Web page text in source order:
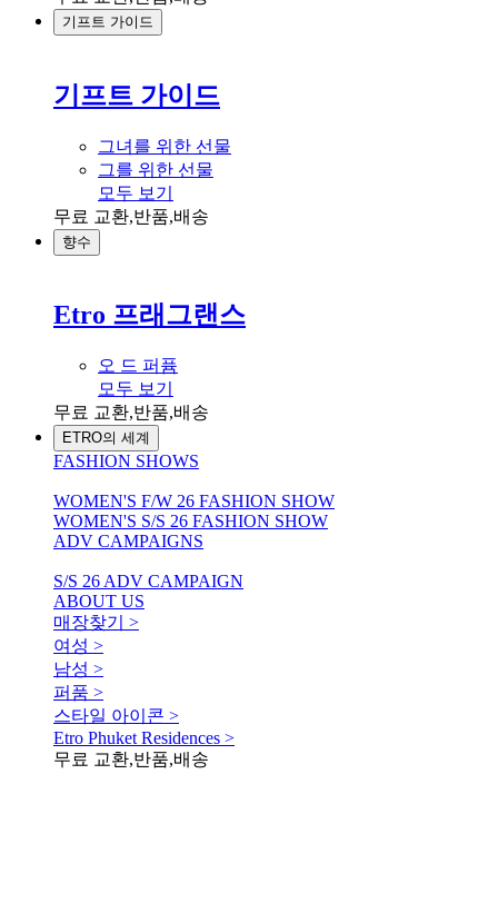
기프트 가이드
기프트 가이드
그녀를 위한 선물
그를 위한 선물
모두 보기
무료 교환,반품,배송
향수
Etro 프래그랜스
오 드 퍼퓸
모두 보기
무료 교환,반품,배송
ETRO의 세계
FASHION SHOWS
WOMEN'S F/W 26 FASHION SHOW
WOMEN'S S/S 26 FASHION SHOW
ADV CAMPAIGNS
S/S 26 ADV CAMPAIGN
ABOUT US
매장찾기 >
여성 >
남성 >
퍼품 >
스타일 아이콘 >
Etro Phuket Residences >
무료 교환,반품,배송